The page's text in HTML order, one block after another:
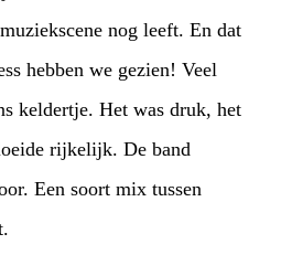
FOTO’S NIEUWS
MIJN TICKETS
nog leeft. En dat
hebben we gezien! Veel
keldertje. Het was druk, het
rijkelijk. De band
Een soort mix tussen